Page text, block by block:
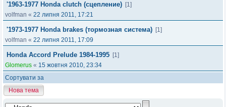
'1963-1977 Honda clutch (сцепление) [1]
volfman « 22 липня 2011, 17:21
'1973-1977 Honda brakes (тормозная система) [1]
volfman « 22 липня 2011, 17:09
Honda Accord Prelude 1984-1995 [1]
Glomerus « 15 жовтня 2010, 23:34
Сортувати за
Нова тема